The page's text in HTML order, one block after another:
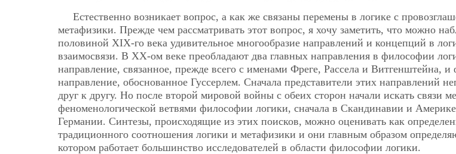
Естественно возникает вопрос, а как же связаны перемены в логике с
метафизики. Прежде чем рассматривать этот вопрос, я хочу заметить, что можно
половиной XIX-гo века удивительное многообразие направлений и концепций в
взаимосвязи. В ХХ-ом веке преобладают два главных направления в философии
направление, связанное, прежде всего с именами Фреге, Рассела и Витгенштейна, и
направление, обоснованное Гуссерлем. Сначала представители этих направлений
друг к другу. Но после второй мировой войны с обеих сторон начали искать связи
феноменологической ветвями философии логики, сначала в Скандинавии и
Германии. Синтезы, происходящие из этих поисков, можно оценивать как
традиционного соотношения логики и метафизики и они главным образом
котором работает большинство исследователей в области философии логики.